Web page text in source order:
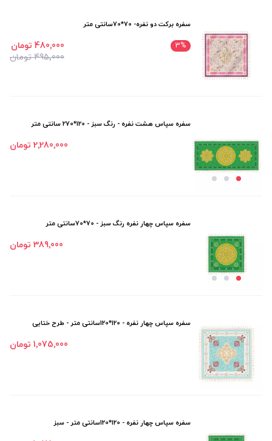
سفره برکت دو نفره- 70*70سانتی متر
3%
495٬000 تومان
480٬000 تومان
سفره سپاس هشت نفره - رنگ سبز - 120*270 سانتی متر
2٬280٬000 تومان
سفره سپاس چهار نفره رنگ سبز - 70*70سانتی متر
389٬000 تومان
سفره سپاس چهار نفره - 120*120سانتی متر - طرح ختایی
1٬075٬000 تومان
سفره سپاس چهار نفره - 120*120سانتی متر - سبز